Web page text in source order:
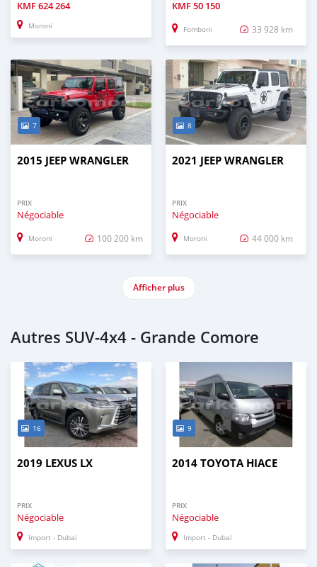
KMF624 264
Moroni
KMF50 150
Fomboni 33 928 km
7
2015 JEEP WRANGLER
PRIX
Négociable
Moroni 100 200 km
8
2021 JEEP WRANGLER
PRIX
Négociable
Moroni 44 000 km
Afficher plus
Autres SUV‒4x4 - Grande Comore
16
2019 LEXUS LX
PRIX
Négociable
Import - Dubai
9
2014 TOYOTA HIACE
PRIX
Négociable
Import - Dubai